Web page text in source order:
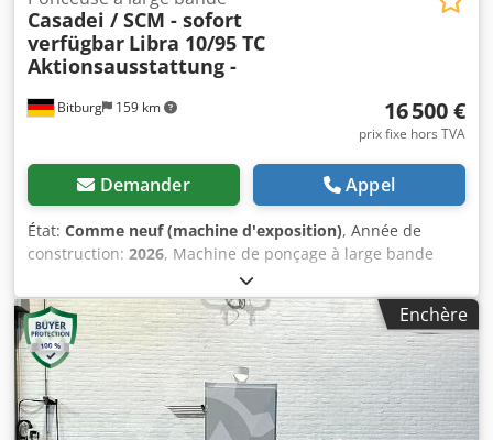
Bitburg 159 km
Casadei / SCM - sofort
verfügbar Libra 10/95 TC
Aktionsausstattung -
16 500 €
prix fixe hors TVA
Demander Appel
État: Comme neuf (machine d'exposition), Année de
construction: 2026, Machine de ponçage à large bande
compacte avec tête de ponçage combinée Équipement
promotionnel : - Mise en marche et arrêt de la patte de
ponçage depuis le panneau de commande - Mise en
marche et arrêt du rouleau depuis le panneau de
commande - Contrôle électronique Fox 500 KTR -
Prolongation de table avec 2 rouleaux, entrée et sortie -
Positionnement automatique de la table avec bouton-
Enchère